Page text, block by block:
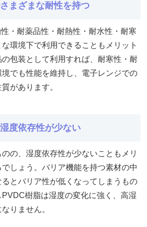
まざまな耐性を持つ
・耐薬品性・耐熱性・耐水性・耐寒
環境下で利用できることもメリット
包装として利用すれば、耐寒性・耐
でも性能を維持し、電子レンジでの
があります。
度依存性が少ない
の、湿度依存性が少ないこともメリ
しょう。バリア機能を持つ素材の中
とバリア性が低くなってしまうもの
樹脂は湿度の変化に強く、高湿
りません。